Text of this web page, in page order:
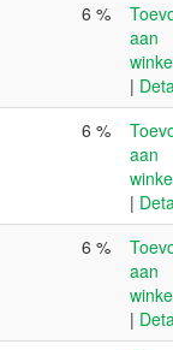
6 %
aan
|
6 %
aan
|
6 %
aan
|